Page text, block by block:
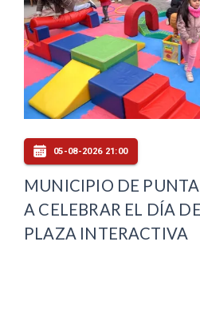
05-08-2026 21:00
MUNICIPIO DE
A CELEBRAR EL DÍA
PLAZA INTERACTIVA